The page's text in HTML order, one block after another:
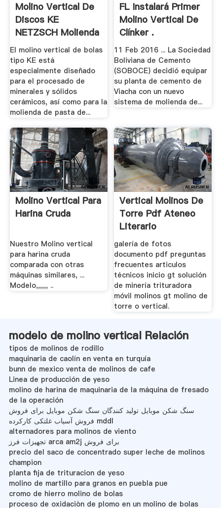
Molino Vertical De
Discos KE
NETZSCH Molienda
Y.
El molino vertical de bolas
tipo KE está
especialmente diseñado
para el procesado de
minerales y sólidos
cerámicos, así como para la
molienda de pasta de...
FL Instalará Primer
Molino Vertical De
Clínker .
11 Feb 2016 ... La Sociedad
Boliviana de Cemento
(SOBOCE) decidió equipar
su planta de cemento de
Viacha con un nuevo
sistema de molienda de...
Molino Vertical Para
Harina Cruda
Nuestro Molino vertical
para harina cruda
comparada con otras
máquinas similares, ...
Modelo,,,,,, ..
Vertical Molinos De
Torre Pdf Ateneo
Literario
galería de fotos
documento pdf preguntas
frecuentes articulos
técnicos inicio gt solución
de minería trituradora
móvil molinos gt molino de
torre o vertical.
modelo de molino vertical Relación
tipos de molinos de rodillo
maquinaria de caolín en venta en turquía
bunn de mexico venta de molinos de cafe
Linea de producción de yeso
molino de harina de maquinaria de la máquina de fresado
de la operación
سنگ شکن موبایل تولید کنندگان سنگ شکن موبایل برای فروش
فروش آسیاب غلتکی کارکرده mddl
alternadores para molinos de viento
تجهیزات فرز arca am2j برای فروش
precio del saco de concentrado super leche de molinos
champion
planta fija de trituracion de yeso
molino de martillo para granos en puebla pue
cromo de hierro molino de bolas
proceso de oxidaciòn de plomo en un molino de bolas